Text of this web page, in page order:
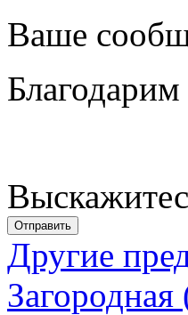
Ваше
Отправить
Другие
Загородная